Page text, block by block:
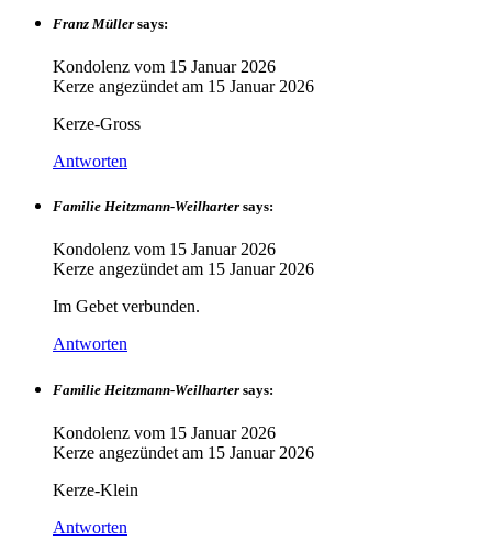
Franz Müller says:
Kondolenz vom 15 Januar 2026
Kerze angezündet am 15 Januar 2026
Kerze-Gross
Antworten
Familie Heitzmann-Weilharter says:
Kondolenz vom 15 Januar 2026
Kerze angezündet am 15 Januar 2026
Im Gebet verbunden.
Antworten
Familie Heitzmann-Weilharter says:
Kondolenz vom 15 Januar 2026
Kerze angezündet am 15 Januar 2026
Kerze-Klein
Antworten